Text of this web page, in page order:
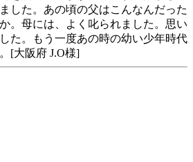
した。あの頃の父はこんなんだった
。母には、よく叱られました。思い
た。もう一度あの時の幼い少年時代
[大阪府 J.O様]